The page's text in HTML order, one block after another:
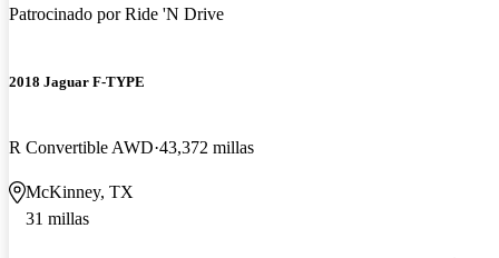
Patrocinado porRide 'N Drive
2018 Jaguar F-TYPE
R Convertible AWD 43,372 millas
McKinney, TX
31 millas